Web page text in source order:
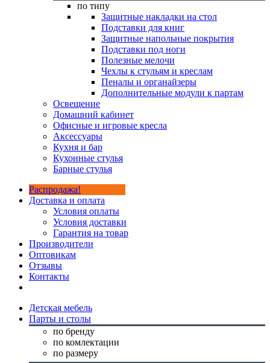
по типу
Защитные накладки на стол
Подставки для книг
Защитные напольные покрытия
Подставки под ноги
Полезные мелочи
Чехлы к стульям и креслам
Пеналы и органайзеры
Дополнительные модули к партам
Освещение
Домашний кабинет
Офисные и игровые кресла
Аксессуары
Кухня и бар
Кухонные стулья
Барные стулья
Распродажа!
Доставка и оплата
Условия оплаты
Условия доставки
Гарантия на товар
Производители
Оптовикам
Отзывы
Контакты
Детская мебель
Парты и столы
по бренду
по комлектации
по размеру